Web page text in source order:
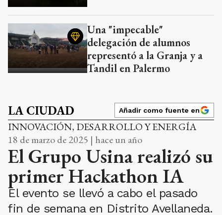
Una "impecable"
delegación de alumnos
representó a la Granja y a
Tandil en Palermo
LA CIUDAD Añadir como fuente en
INNOVACIÓN, DESARROLLO Y ENERGÍA
18 de marzo de 2025 | hace un año
El Grupo Usina realizó su
primer Hackathon IA
El evento se llevó a cabo el pasado
fin de semana en Distrito Avellaneda.